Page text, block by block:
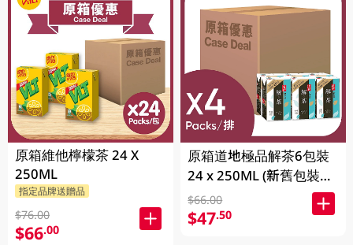
原箱維他檸檬茶 24 X
250ML
指定品牌送贈品
$76.00
$66.00
原箱道地極品解茶6包裝
24 x 250ML (新舊包裝隨
機發貨)
$66.00
$47.50